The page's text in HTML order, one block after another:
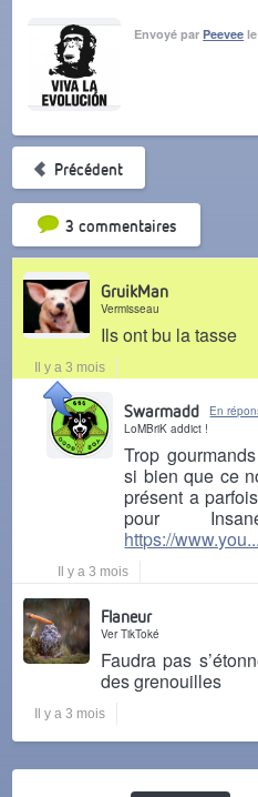
Envoyé parPeevee
Précédent
3 commentairesTri par popularité
GruikMan
Vermisseau
Ils ont bu la tasse
Il y a 3 mois
Swarmadd
En
LoMBriK addict !
Trop
si bien que ce
présent a
pour
https://
Il y a 3 mois
Flaneur
Ver TikToké
Faudra pas
des grenouilles
Il y a 3 mois